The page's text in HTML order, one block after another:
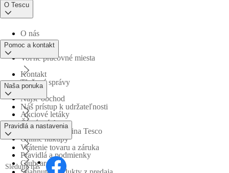
O Tescu
O nás
Voľné pracovné miesta
Tlačové správy
Náš prístup k udržateľnosti
Obchodná skupina Tesco
Pomoc a kontakt
Kontakt
Nájsť obchod
Časté otázky
Vrátenie tovaru a záruka
Naša ponuka
Akciové letáky
Online nákupy
Clubcard
Pravidlá a nastavenia
Pravidlá a podmienky
Sledujte nás